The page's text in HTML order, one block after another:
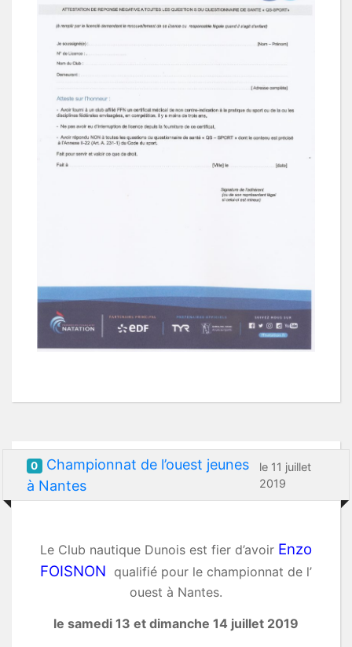
0
Championnat de l’ouest jeunes
à Nantes
le 11 juillet
2019
Le Club nautique Dunois est fier d’avoir Enzo
FOISNON qualifié pour le championnat de l’
ouest à Nantes.
le samedi 13 et dimanche 14 juillet 2019